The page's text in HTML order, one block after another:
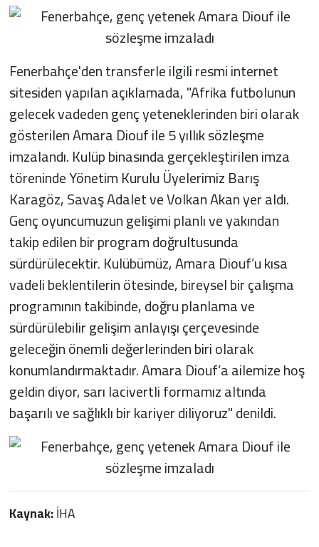
Fenerbahçe'den transferle ilgili resmi internet
sitesiden yapılan açıklamada, "Afrika futbolunun
gelecek vadeden genç yeteneklerinden biri olarak
gösterilen Amara Diouf ile 5 yıllık sözleşme
imzalandı. Kulüp binasında gerçekleştirilen imza
töreninde Yönetim Kurulu Üyelerimiz Barış
Karagöz, Savaş Adalet ve Volkan Akan yer aldı.
Genç oyuncumuzun gelişimi planlı ve yakından
takip edilen bir program doğrultusunda
sürdürülecektir. Kulübümüz, Amara Diouf’u kısa
vadeli beklentilerin ötesinde, bireysel bir çalışma
programının takibinde, doğru planlama ve
sürdürülebilir gelişim anlayışı çerçevesinde
geleceğin önemli değerlerinden biri olarak
konumlandırmaktadır. Amara Diouf’a ailemize hoş
geldin diyor, sarı lacivertli formamız altında
başarılı ve sağlıklı bir kariyer diliyoruz" denildi.
Kaynak:İHA